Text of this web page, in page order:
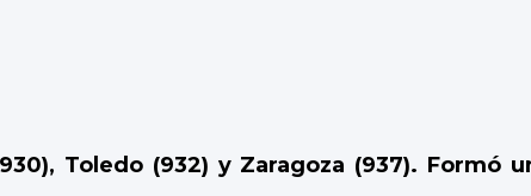
Toledo (932) y Zaragoza (937). Formó